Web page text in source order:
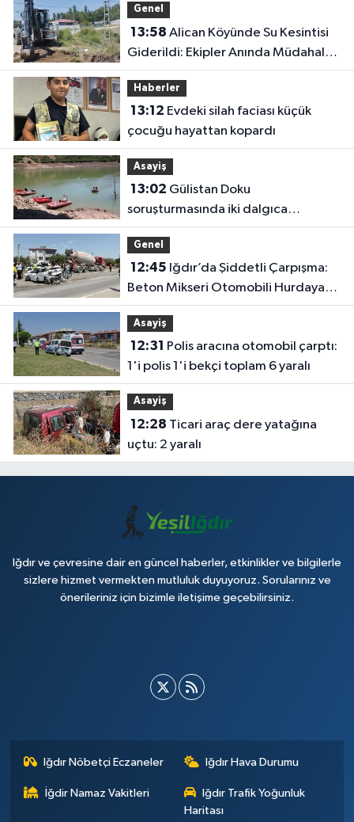
Genel
13:58
Giderildi: Ekipler Anında Müdahale
Etti
Haberler
13:12
çocuğu hayattan kopardı
Asayiş
13:02
soruşturmasında iki dalgıca
tutuklama
Genel
12:45
Beton Mikseri Otomobili Hurdaya
Çevirdi (4 Yaralı)
Asayiş
12:31
1'i polis 1'i bekçi toplam 6 yaralı
Asayiş
12:28
uçtu: 2 yaralı
Iğdır ve çevresine dair en güncel haberler, etkinlikler ve bilgilerle
sizlere hizmet vermekten mutluluk duyuyoruz. Sorularınız ve
önerileriniz için bizimle iletişime geçebilirsiniz.
Iğdır Nöbetçi Eczaneler Iğdır Hava Durumu
İğdir Namaz Vakitleri
Iğdır Trafik Yoğunluk
Haritası